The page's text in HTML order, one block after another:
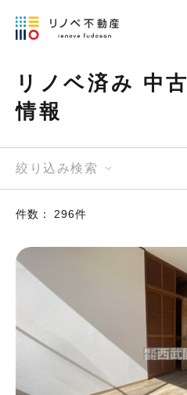
リノベ済み 中
情報
絞り込み検索
件数： 296件